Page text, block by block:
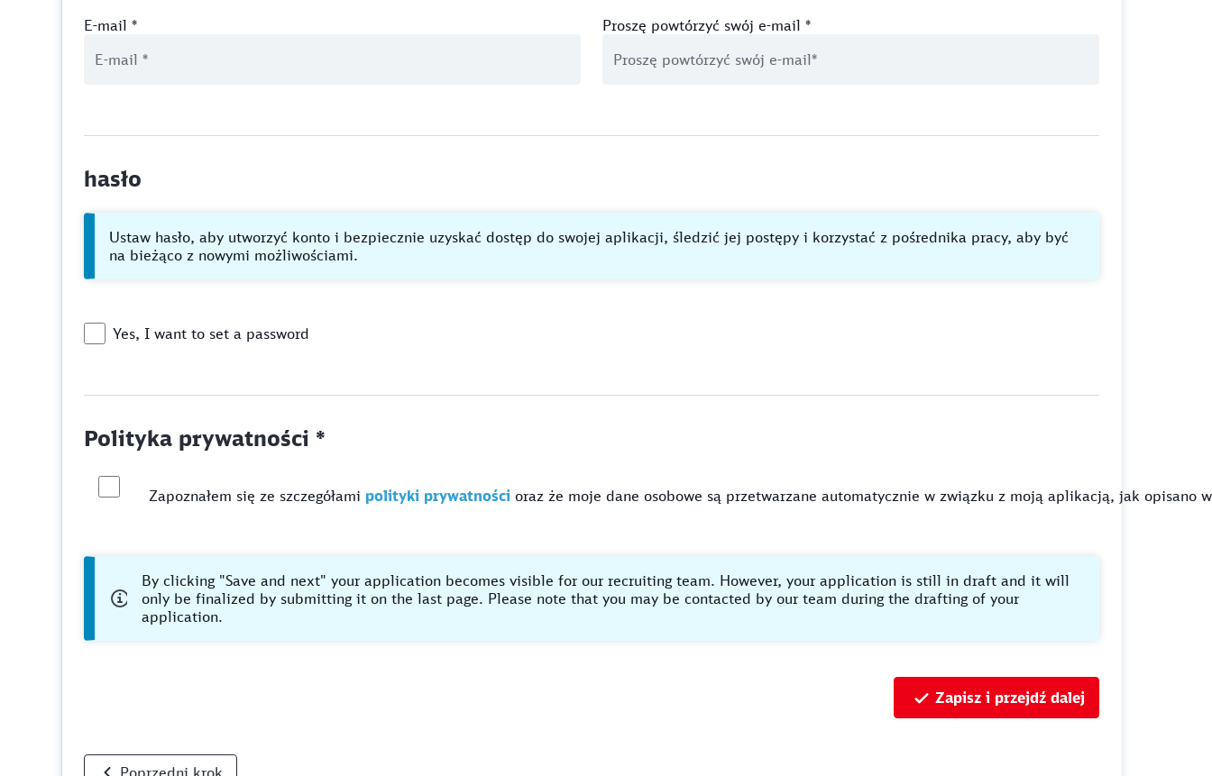
E-mail * Proszę powtórzyć swój e-mail *
hasło
Ustaw hasło, aby utworzyć konto i bezpiecznie uzyskać dostęp do swojej aplikacji, śledzić jej postępy i korzystać z pośrednika pracy, aby być
na bieżąco z nowymi możliwościami.
Yes, I want to set a password
Polityka prywatności *
Zapoznałem się ze szczegółami polityki prywatności oraz że moje dane osobowe są przetwarzane automatycznie w związku z moją aplikacją, jak opisano
By clicking "Save and next" your application becomes visible for our recruiting team. However, your application is still in draft and it will
only be finalized by submitting it on the last page. Please note that you may be contacted by our team during the drafting of your
application.
Zapisz i przejdź dalej
Poprzedni krok